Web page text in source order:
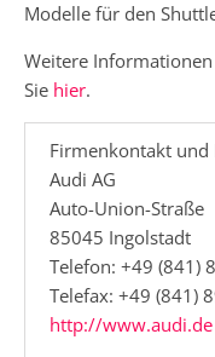
Modelle für den
Weitere
Sie hier.
Firmenkontakt und
Audi AG
Auto-Union-Straße
85045 Ingolstadt
Telefon: +49 (841)
Telefax: +49 (841)
http://www.audi.de